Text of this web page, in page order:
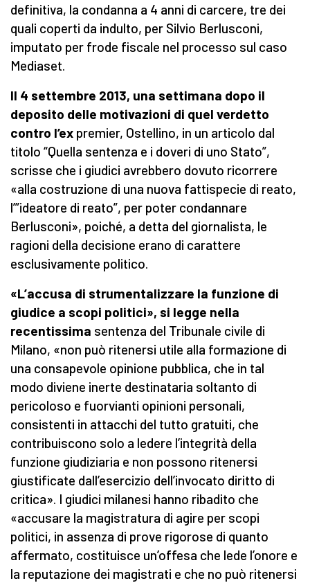
definitiva, la condanna a 4 anni di carcere, tre dei
quali coperti da indulto, per Silvio Berlusconi,
imputato per frode fiscale nel processo sul caso
Mediaset.
Il 4 settembre 2013, una settimana dopo il
deposito delle motivazioni di quel verdetto
contro l’ex premier, Ostellino, in un articolo dal
titolo “Quella sentenza e i doveri di uno Stato”,
scrisse che i giudici avrebbero dovuto ricorrere
«alla costruzione di una nuova fattispecie di reato,
l’”ideatore di reato”, per poter condannare
Berlusconi», poiché, a detta del giornalista, le
ragioni della decisione erano di carattere
esclusivamente politico.
«L’accusa di strumentalizzare la funzione di
giudice a scopi politici», si legge nella
recentissima sentenza del Tribunale civile di
Milano, «non può ritenersi utile alla formazione di
una consapevole opinione pubblica, che in tal
modo diviene inerte destinataria soltanto di
pericoloso e fuorvianti opinioni personali,
consistenti in attacchi del tutto gratuiti, che
contribuiscono solo a ledere l’integrità della
funzione giudiziaria e non possono ritenersi
giustificate dall’esercizio dell’invocato diritto di
critica». I giudici milanesi hanno ribadito che
«accusare la magistratura di agire per scopi
politici, in assenza di prove rigorose di quanto
affermato, costituisce un’offesa che lede l’onore e
la reputazione dei magistrati e che no può ritenersi